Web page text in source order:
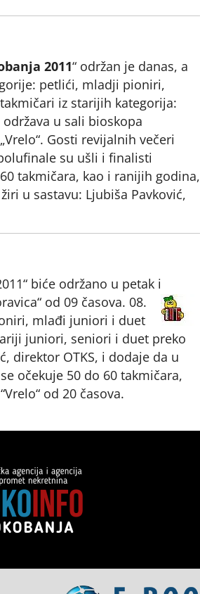
2011“ održan je danas, a
petlići, mladji pioniri,
iz starijih kategorija:
u sali bioskopa
Gosti revijalnih večeri
su ušli i finalisti
takmičara, kao i ranijih godina,
u sastavu: Ljubiša Pavković,
biće održano u petak i
od 09 časova. 08.
mlađi juniori i duet
juniori, seniori i duet preko
direktor OTKS, i dodaje da u
očekuje 50 do 60 takmičara,
od 20 časova.